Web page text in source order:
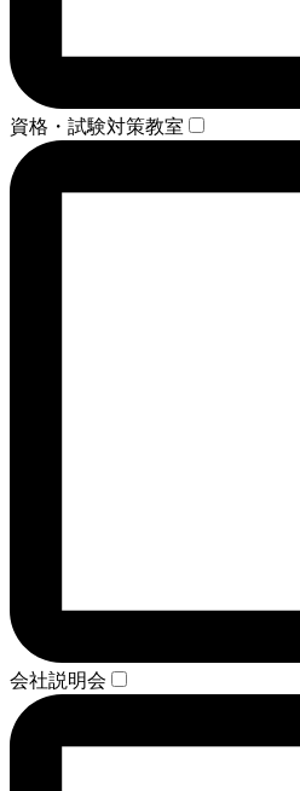
資格・試験対策教室
会社説明会